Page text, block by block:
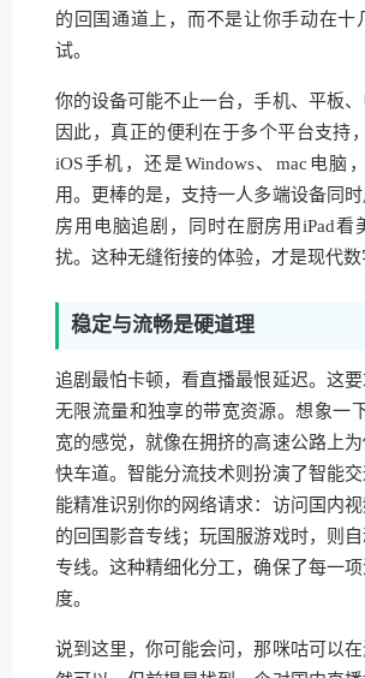
的回国通道上，而不是让你手动在十
试。
你的设备可能不止一台，手机、平板、
因此，真正的便利在于多个平台支持
iOS手机，还是Windows、mac电脑
用。更棒的是，支持一人多端设备同
房用电脑追剧，同时在厨房用iPad看
扰。这种无缝衔接的体验，才是现代数
稳定与流畅是硬道理
追剧最怕卡顿，看直播最恨延迟。这
无限流量和独享的带宽资源。想象一
宽的感觉，就像在拥挤的高速公路上
快车道。智能分流技术则扮演了智能
能精准识别你的网络请求：访问国内
的回国影音专线；玩国服游戏时，则
专线。这种精细化分工，确保了每一
度。
说到这里，你可能会问，那咪咕可以